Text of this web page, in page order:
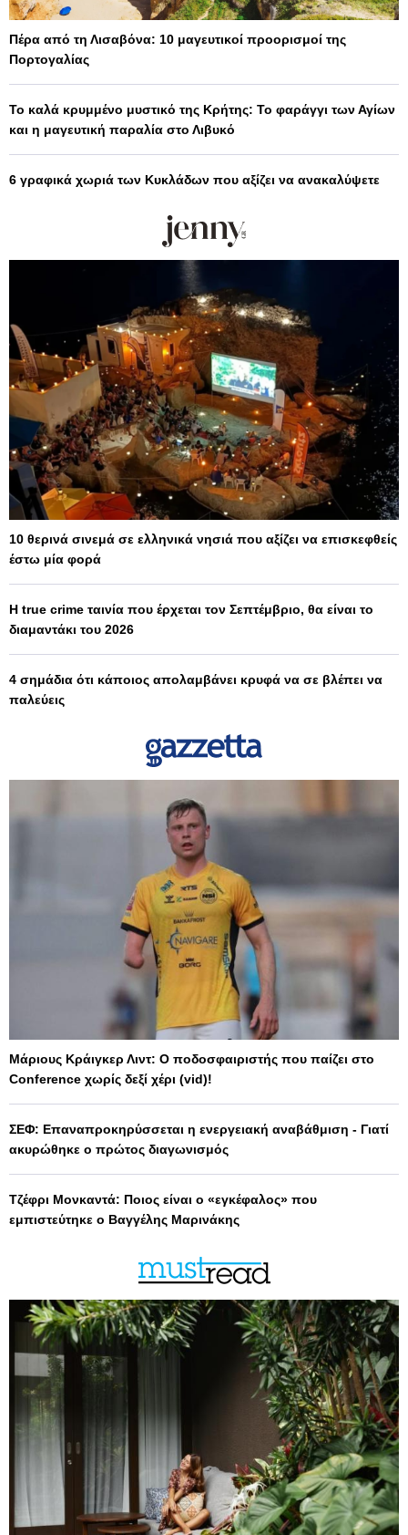
Πέρα από τη Λισαβόνα: 10 μαγευτικοί προορισμοί της
Πορτογαλίας
Το καλά κρυμμένο μυστικό της Κρήτης: Το φαράγγι των Αγίων
και η μαγευτική παραλία στο Λιβυκό
6 γραφικά χωριά των Κυκλάδων που αξίζει να ανακαλύψετε
10 θερινά σινεμά σε ελληνικά νησιά που αξίζει να επισκεφθείς
έστω μία φορά
Η true crime ταινία που έρχεται τον Σεπτέμβριο, θα είναι το
διαμαντάκι του 2026
4 σημάδια ότι κάποιος απολαμβάνει κρυφά να σε βλέπει να
παλεύεις
Μάριους Κράιγκερ Λιντ: Ο ποδοσφαιριστής που παίζει στο
Conference χωρίς δεξί χέρι (vid)!
ΣΕΦ: Επαναπροκηρύσσεται η ενεργειακή αναβάθμιση - Γιατί
ακυρώθηκε ο πρώτος διαγωνισμός
Τζέφρι Μονκαντά: Ποιος είναι ο «εγκέφαλος» που
εμπιστεύτηκε ο Βαγγέλης Μαρινάκης